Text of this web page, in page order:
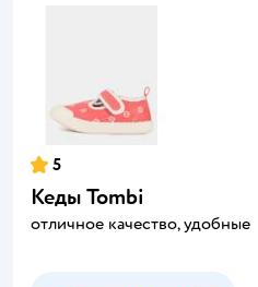
5
Кеды Tombi
отличное качество, удобные